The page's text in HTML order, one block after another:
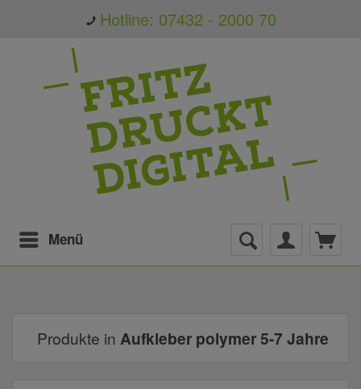
Hotline: 07432 - 2000 70
Menü
Produkte in Aufkleber polymer 5-7 Jahre